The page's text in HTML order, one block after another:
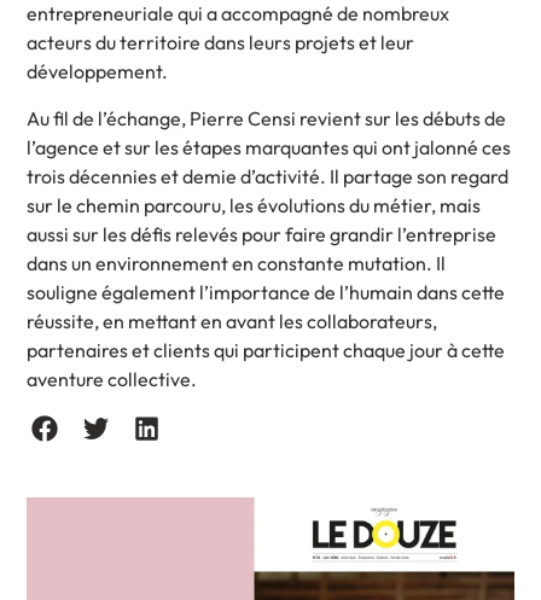
entrepreneuriale qui a accompagné de nombreux
acteurs du territoire dans leurs projets et leur
développement.
Au fil de l’échange, Pierre Censi revient sur les débuts de
l’agence et sur les étapes marquantes qui ont jalonné ces
trois décennies et demie d’activité. Il partage son regard
sur le chemin parcouru, les évolutions du métier, mais
aussi sur les défis relevés pour faire grandir l’entreprise
dans un environnement en constante mutation. Il
souligne également l’importance de l’humain dans cette
réussite, en mettant en avant les collaborateurs,
partenaires et clients qui participent chaque jour à cette
aventure collective.